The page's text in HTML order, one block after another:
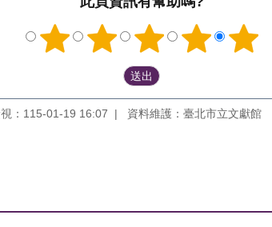
：115-01-19 16:07 資料維護：臺北市立文獻館